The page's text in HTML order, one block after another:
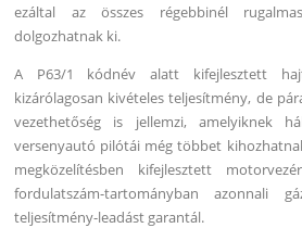
ezáltal az összes régebbinél
dolgozhatnak ki.
A P63/1 kódnév alatt kifejlesztett
kizárólagosan kivételes teljesítmény, de
vezethetőség is jellemzi, amelyiknek
versenyautó pilótái még többet
megközelítésben kifejlesztett
fordulatszám-tartományban azonnali
teljesítmény-leadást garantál.